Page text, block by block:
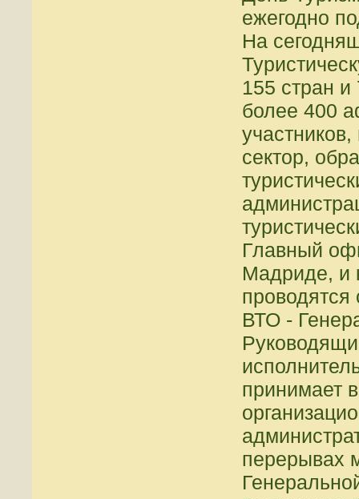
ежегодно
На
155 стран и
более 400
сектор,
Главный
Мадриде, и
проводятся
ВТО -
принимает
перерывах